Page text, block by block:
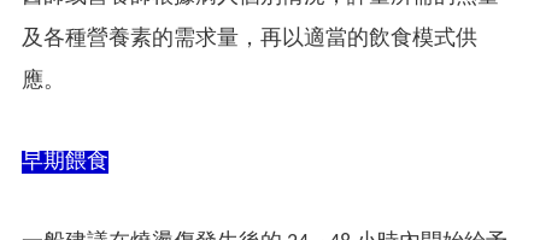
及各種營養素的需求量，再以適當的飲食模式供
應。
早期餵食